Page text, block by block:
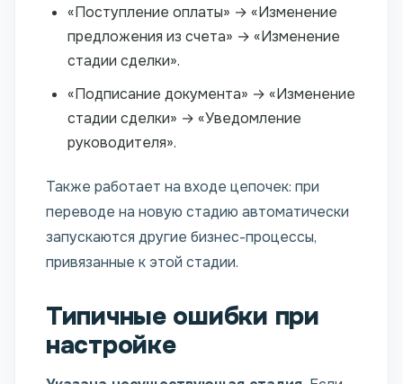
«Поступление оплаты» → «Изменение
предложения из счета» → «Изменение
стадии сделки».
«Подписание документа» → «Изменение
стадии сделки» → «Уведомление
руководителя».
Также работает на входе цепочек: при
переводе на новую стадию автоматически
запускаются другие бизнес-процессы,
привязанные к этой стадии.
Типичные ошибки при
настройке